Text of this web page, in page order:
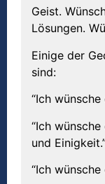
Geist.
Lösungen.
Einige der
sind:
“Ich
“Ich
und
“Ich